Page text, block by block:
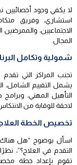
لا يكفي وجود
استشاري، وفريق
الاجتماعيين،
المجال.
شمولية وتكامل
تجنب المراكز التي
يشمل التقييم الشامل،
التأهيل المهني،
لاحقة للوقاية من
تخصيص الخطة
اسأل بوضوح “هل
التقدم في العلاج؟”،
تقوم بإعداد خطة